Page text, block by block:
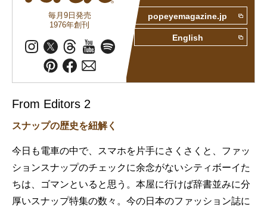
毎月9日発売
1976年創刊
popeyemagazine.jp
English
From Editors 2
スナップの歴史を紐解く
今日も電車の中で、スマホを片手にさくさくと、ファッ
ションスナップのチェックに余念がないシティボーイた
ちは、ゴマンといると思う。本屋に行けば辞書並みに分
厚いスナップ特集の数々。今の日本のファッション誌に